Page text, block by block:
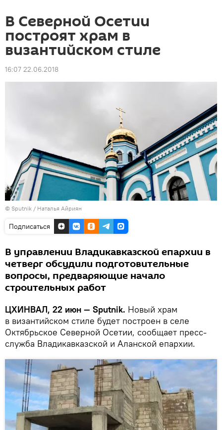
В Северной Осетии
построят храм в
византийском стиле
16:07 22.06.2018
© Sputnik / Наталья Айриян
Подписаться
В управлении Владикавказской епархии в
четверг обсудили подготовительные
вопросы, предваряющие начало
строительных работ
ЦХИНВАЛ, 22 июн — Sputnik. Новый храм
в византийском стиле будет построен в селе
Октябрьское Северной Осетии, сообщает пресс-
служба Владикавказской и Аланской епархии.